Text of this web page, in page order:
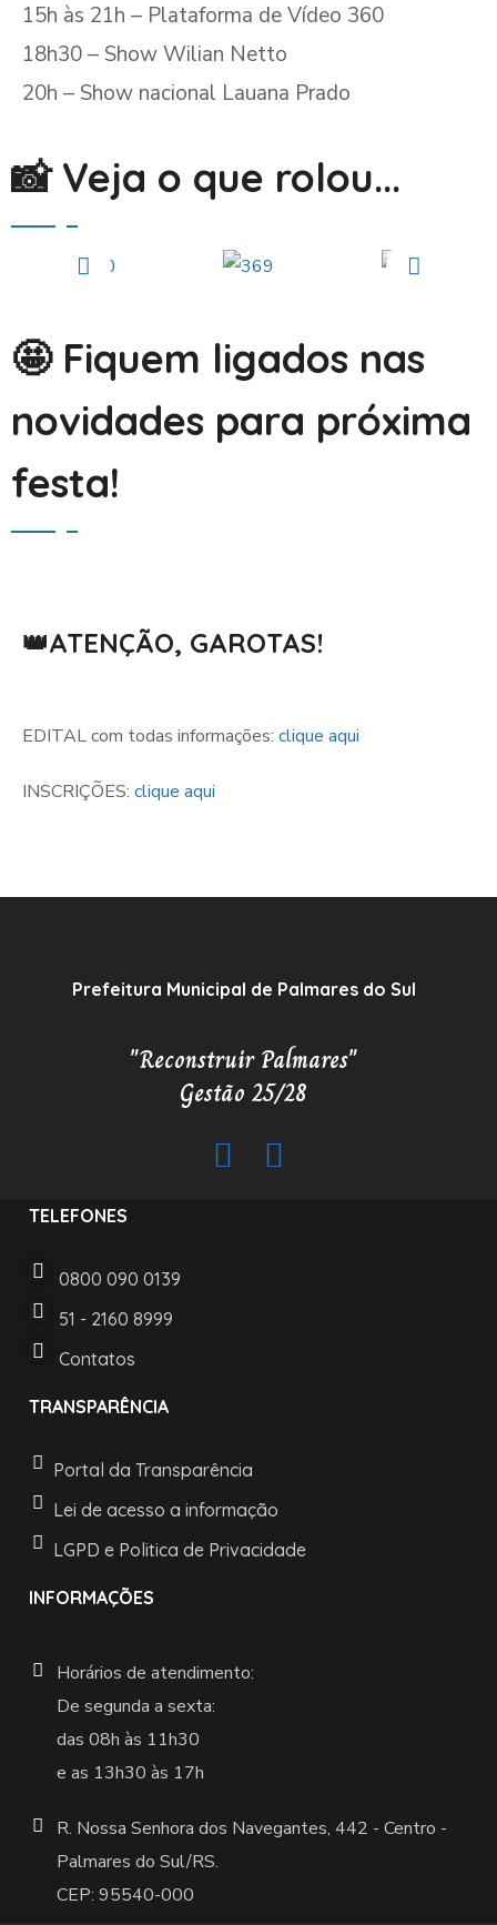
15h às 21h – Plataforma de Vídeo 360
18h30 – Show Wilian Netto
20h – Show nacional Lauana Prado
📸 Veja o que rolou...
🤩 Fiquem ligados nas
novidades para próxima
festa!
👑ATENÇÃO, GAROTAS!
EDITAL com todas informações: clique aqui
INSCRIÇÕES: clique aqui
Prefeitura Municipal de Palmares do Sul
"Reconstruir Palmares"
Gestão 25/28
TELEFONES
0800 090 0139
51 - 2160 8999
Contatos
TRANSPARÊNCIA
Portal da Transparência
Lei de acesso a informação
LGPD e Politica de Privacidade
INFORMAÇÕES
Horários de atendimento:
De segunda a sexta:
das 08h às 11h30
e as 13h30 às 17h
R. Nossa Senhora dos Navegantes, 442 - Centro -
Palmares do Sul/RS.
CEP: 95540-000